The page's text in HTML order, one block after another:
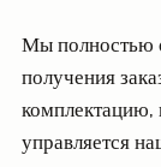
Мы полностью
получения
комплектацию,
управляется